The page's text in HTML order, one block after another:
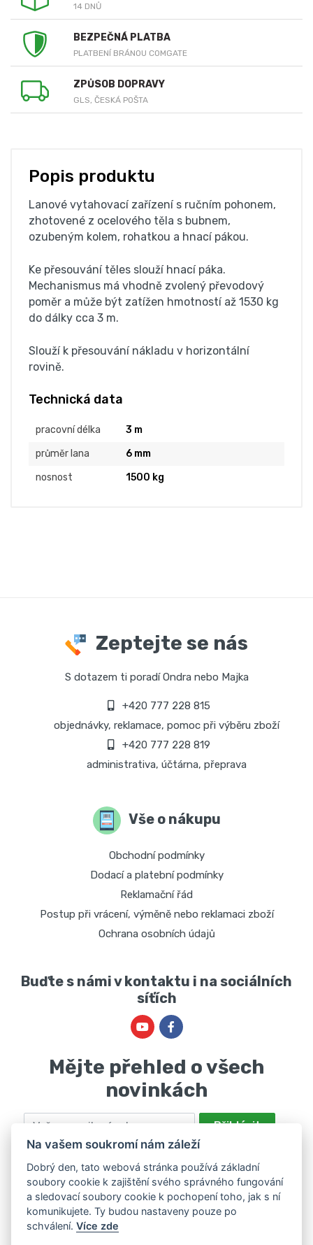
14 DNŮ
BEZPEČNÁ PLATBA
PLATBENÍ BRÁNOU COMGATE
ZPŮSOB DOPRAVY
GLS, ČESKÁ POŠTA
Popis produktu
Lanové vytahovací zařízení s ručním pohonem,
zhotovené z ocelového těla s bubnem,
ozubeným kolem, rohatkou a hnací pákou.
Ke přesouvání těles slouží hnací páka.
Mechanismus má vhodně zvolený převodový
poměr a může být zatížen hmotností až 1530 kg
do dálky cca 3 m.
Slouží k přesouvání nákladu v horizontální
rovině.
Technická data
pracovní délka
3 m
průměr lana
6 mm
nosnost
1500 kg
Zeptejte se nás
S dotazem ti poradí Ondra nebo Majka
+420 777 228 815
objednávky, reklamace, pomoc při výběru zboží
+420 777 228 819
administrativa, účtárna, přeprava
Vše o nákupu
Obchodní podmínky
Dodací a platební podmínky
Reklamační řád
Postup při vrácení, výměně nebo reklamaci zboží
Ochrana osobních údajů
Buďte s námi v kontaktu i na sociálních
síťích
Mějte přehled o všech
novinkách
Email Přihlásit
Odesláním souhlasíte se zpracováním osobních údajů za účelem
nabízení a zpracování marketingových nabídek společností Marie
Haščáková, IČ: 48488861 se sídlem Bánov 697. Máte právo svůj
souhlas odvolat. Více informací vzásadách zpracování osobních
údajů.
Na vašem soukromí nám záleží
Dobrý den, tato webová stránka používá základní
soubory cookie k zajištění svého správného fungování
a sledovací soubory cookie k pochopení toho, jak s ní
komunikujete. Ty budou nastaveny pouze po
schválení.Více zde